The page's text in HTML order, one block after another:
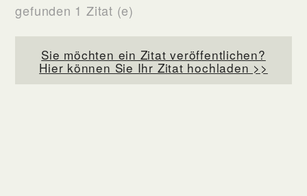
gefunden 1 Zitat (e)
Sie möchten ein Zitat veröffentlichen?
Hier können Sie Ihr Zitat hochladen >>